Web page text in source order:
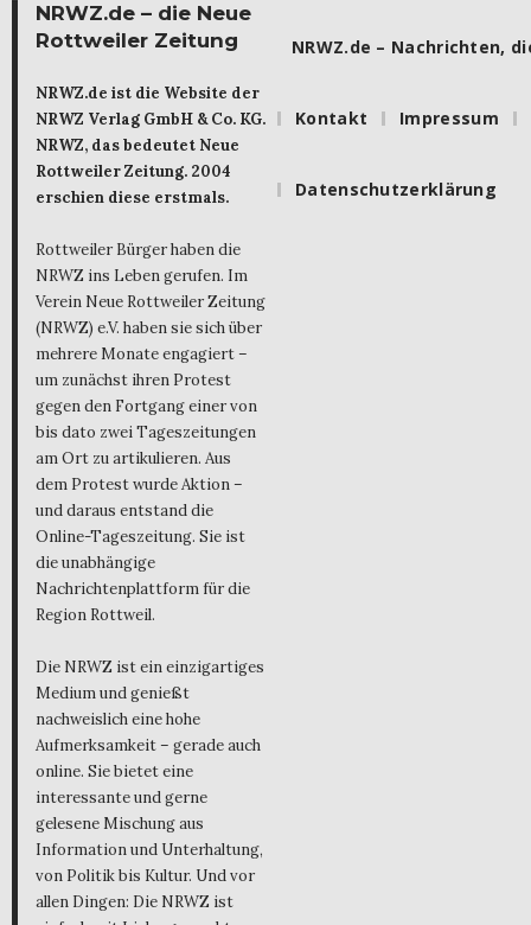
NRWZ.de – die Neue
Rottweiler Zeitung
NRWZ.de ist die Website der
NRWZ Verlag GmbH & Co. KG.
NRWZ, das bedeutet Neue
Rottweiler Zeitung. 2004
erschien diese erstmals.
Rottweiler Bürger haben die
NRWZ ins Leben gerufen. Im
Verein Neue Rottweiler Zeitung
(NRWZ) e.V. haben sie sich über
mehrere Monate engagiert –
um zunächst ihren Protest
gegen den Fortgang einer von
bis dato zwei Tageszeitungen
am Ort zu artikulieren. Aus
dem Protest wurde Aktion –
und daraus entstand die
Online-Tageszeitung. Sie ist
die unabhängige
Nachrichtenplattform für die
Region Rottweil.
Die NRWZ ist ein einzigartiges
Medium und genießt
nachweislich eine hohe
Aufmerksamkeit – gerade auch
online. Sie bietet eine
interessante und gerne
gelesene Mischung aus
Information und Unterhaltung,
von Politik bis Kultur. Und vor
allen Dingen: Die NRWZ ist
NRWZ.de – Nachrichten,
Kontakt Impressum
Datenschutzerklärung